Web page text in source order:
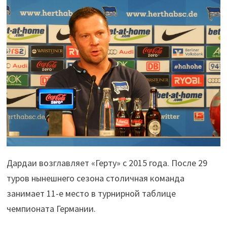
Дардаи возглавляет «Герту» с 2015 года. После 29
туров нынешнего сезона столичная команда
занимает 11-е место в турнирной таблице
чемпионата Германии.